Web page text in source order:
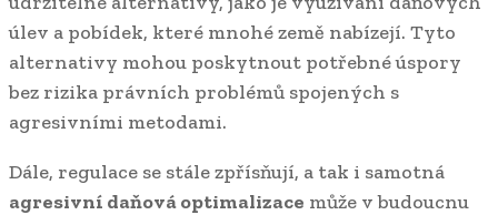
úlev a pobídek, které mnohé země nabízejí. Tyto
alternativy mohou poskytnout potřebné úspory
bez rizika právních problémů spojených s
agresivními metodami.
Dále, regulace se stále zpřísňují, a tak i samotná
agresivní daňová optimalizace může v budoucnu